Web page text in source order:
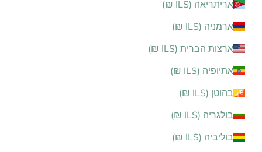
אריתריאה (ILS ₪)
ארמניה (ILS ₪)
ארצות הברית (ILS ₪)
אתיופיה (ILS ₪)
בהוטן (ILS ₪)
בולגריה (ILS ₪)
בוליביה (ILS ₪)